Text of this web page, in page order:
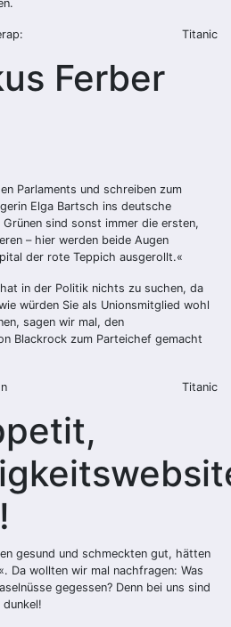
Titanic
Ferber
Parlaments und schreiben zum
Elga Bartsch ins deutsche
sind sonst immer die ersten,
– hier werden beide Augen
der rote Teppich ausgerollt.«
in der Politik nichts zu suchen, da
würden Sie als Unionsmitglied wohl
sagen wir mal, den
Blackrock zum Parteichef gemacht
Titanic
gesund und schmeckten gut, hätten
Da wollten wir mal nachfragen: Was
gegessen? Denn bei uns sind